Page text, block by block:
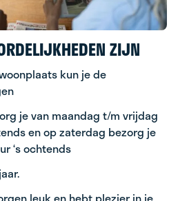
ZIJN
kun je de
je van maandag t/m vrijdag
en op zaterdag bezorg je
‘s ochtends